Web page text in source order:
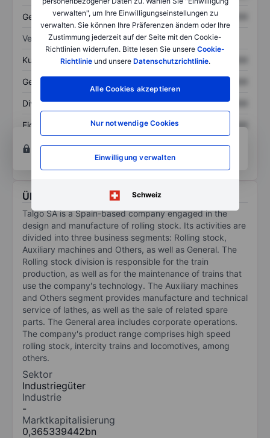
verwalten", um Ihre Einwilligungseinstellungen zu
verwalten. Sie können Ihre Präferenzen ändern oder Ihre
Zustimmung jederzeit auf der Seite mit den Cookie-
Richtlinien widerrufen. Bitte lesen Sie unsere Cookie-
Richtlinieund unsere Datenschutzrichtlinie.
Alle Cookies akzeptieren
Nur notwendige Cookies
Einwilligung verwalten
Schweiz
Gesamtschulden XXXXXXX XXXXXXX
Verhältnisse
Kurs/Umsatz XXXXXXX
Gewinn je Aktie XXXXXXX
Dividende je Aktie XXXXXXX XXXXXXX
Eigenkapitalrendite XXXXXXX
XXXXXXX
und Analyse-Tools zu erhalten.
Über Talgo SA
Talgo SA is a Spain-based company engaged in the
design and manufacture of rolling stock. Its activities are
divided into three business segments: Rolling stock,
Auxiliary machines and Others, as well as General. The
Rolling stock division is responsible for the train
production, as well as for the maintenance of trains that
use the company's technology. The Auxiliary machines
and Others segment provides manufacture and technical
service of lathes, as well as the sale of related spare
parts. The General area includes corporate operations.
The company's product range comprises high speed
rolling stock, intercity trains and locomotives, among
others.
Sektor
Industriegüter
Industrie
-
Marktkapitalisierung
0,365339442bn